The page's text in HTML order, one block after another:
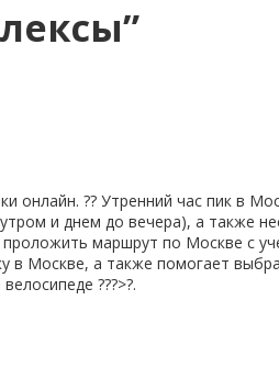
”
?? Утренний час пик в
и днем до вечера), а также
маршрут по Москве с
в Москве, а также помогает
???>?.